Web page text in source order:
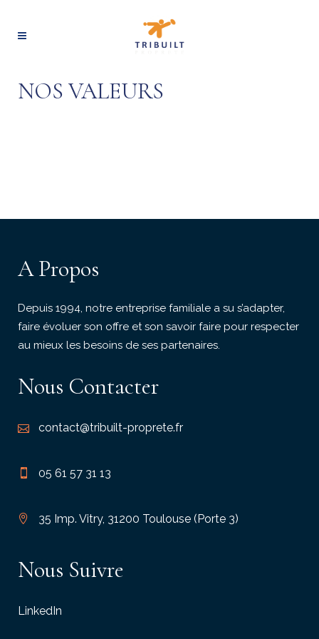
NOS VALEURS
A Propos
Depuis 1994, notre entreprise familiale a su s’adapter,
faire évoluer son offre et son savoir faire pour respecter
au mieux les besoins de ses partenaires.
Nous Contacter
contact@tribuilt-proprete.fr
05 61 57 31 13
35 Imp. Vitry, 31200 Toulouse (Porte 3)
Nous Suivre
LinkedIn